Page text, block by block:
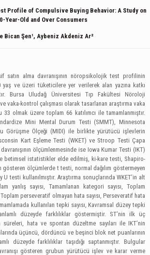
Profile of Compulsive Buying Behavior: A Study on
Year-Old and Over Consumers
Bican Şen¹, Aybeniz Akdeniz Ar²
satın alma davranışının nöropsikolojik test profilinin
yaş ve üzeri tüketicilere yer verilerek alan yazına katkı
Bursa Uludağ Üniversitesi Tıp Fakültesi Nöroloji
vaka-kontrol çalışması olarak tasarlanan araştırma vaka
olmak üzere toplam 66 katılımcı ile tamamlanmıştır.
Mini Mental Durum Testi (SMMT), Minnesota
Görüşme Ölçeği (MIDI) ile birlikte yürütücü işlevlerin
Kart Eşleme Testi (WKET) ve Stroop Testi Çapa
ölçümlenmesinde ise Iowa Kumar Testi (IKT)
betimsel istatistikler elde edilmiş, ki-kare testi, Shapiro-
gösteren ölçümlerde t testi, normal dağılım göstermeyen
testi kullanılmıştır. Araştırma sonuçlarında WKET’in alt
yanlış sayısı, Tamamlanan kategori sayısı, Toplam
perseveratif olmayan hata sayısı, Perseveratif hata
kullanılan tepki sayısı, Kavramsal düzey tepki
düzeyde farklılıklar göstermiştir. ST’nin ilk üç
süreleri, hata ve spontan düzeltme sayıları ile IKT’nin
üçüncü, dördüncü ve beşinci blok net puanlarının
düzeyde farklılıklar taşıdığı saptanmıştır. Bulgular
gösteren grubun yürütücü işlev ve karar verme